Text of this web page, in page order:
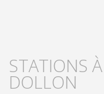
STATIONS
DOLLON